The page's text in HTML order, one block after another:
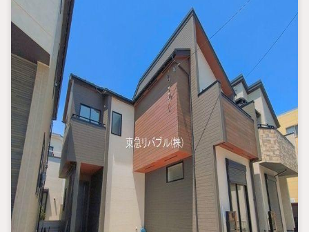
料。 n◆中国語対応可◎本日見
学できます新築戸建専門店だからお得が沢山本日ご見学対応しま
す。n◆ローンが不安の方ご相談ください。